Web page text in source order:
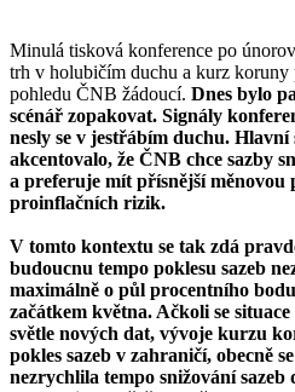
Minulá tisková konference po
trh v holubičím duchu a kurz
pohledu ČNB žádoucí. Dnes bylo
scénář zopakovat. Signály
nesly se v jestřábím duchu.
akcentovalo, že ČNB chce sazby
a preferuje mít přísnější měnovou
proinflačních rizik.
V tomto kontextu se tak zdá
budoucnu tempo poklesu sazeb
maximálně o půl procentního
začátkem května. Ačkoli se
světle nových dat, vývoje kurzu
pokles sazeb v zahraničí, obecně
nezrychlila tempo snižování sazeb